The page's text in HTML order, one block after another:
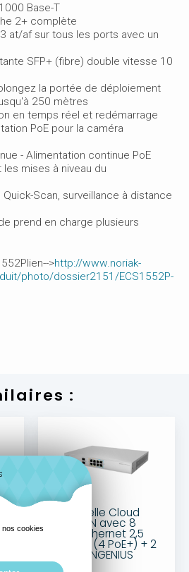
Base-T
2+ complète
at/af sur tous les ports avec un
SFP+ (fibre) double vitesse 10
la portée de déploiement
250 mètres
en temps réel et redémarrage
PoE pour la caméra
- Alimentation continue PoE
mises à niveau du
Scan, surveillance à distance
prend en charge plusieurs
>http://www.noriak-
photo/dossier2151/ECS1552P-
:
Passerelle Cloud
SD-WAN avec 8
ports Ethernet 2,5
Gigabit (4 PoE+) + 2
SFP+ -ENGENIUS
cookies